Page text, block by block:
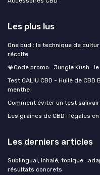
Les plus lus
One bud : la technique de
récolte
💎Code promo : Jungle Kush :
Test CALIU CBD - Huile de
menthe
Comment éviter un test
Les graines de CBD : légales
Les derniers articles
Sublingual, inhalé, topique :
résultats concrets